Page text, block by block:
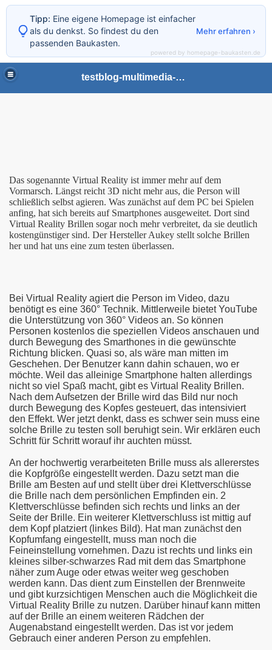
testblog-multimedia-gaming
Das sogenannte Virtual Reality ist immer mehr auf dem
Vormarsch. Längst reicht 3D nicht mehr aus, die Person will
schließlich selbst agieren. Was zunächst auf dem PC bei Spielen
anfing, hat sich bereits auf Smartphones ausgeweitet. Dort sind
Virtual Reality Brillen sogar noch mehr verbreitet, da sie deutlich
kostengünstiger sind. Der Hersteller Aukey stellt solche Brillen
her und hat uns eine zum testen überlassen.
Bei Virtual Reality agiert die Person im Video, dazu
benötigt es eine 360° Technik. Mittlerweile bietet YouTube
die Unterstützung von 360° Videos an. So können
Personen kostenlos die speziellen Videos anschauen und
durch Bewegung des Smarthones in die gewünschte
Richtung blicken. Quasi so, als wäre man mitten im
Geschehen. Der Benutzer kann dahin schauen, wo er
möchte. Weil das alleinige Smartphone halten allerdings
nicht so viel Spaß macht, gibt es Virtual Reality Brillen.
Nach dem Aufsetzen der Brille wird das Bild nur noch
durch Bewegung des Kopfes gesteuert, das intensiviert
den Effekt. Wer jetzt denkt, dass es schwer sein muss eine
solche Brille zu testen soll beruhigt sein. Wir erklären euch
Schritt für Schritt worauf ihr auchten müsst.
An der hochwertig verarbeiteten Brille muss als allererstes
die Kopfgröße eingestellt werden. Dazu setzt man die
Brille am Besten auf und stellt über drei Klettverschlüsse
die Brille nach dem persönlichen Empfinden ein. 2
Klettverschlüsse befinden sich rechts und links an der
Seite der Brille. Ein weiterer Klettverschluss ist mittig auf
dem Kopf platziert (linkes Bild). Hat man zunächst den
Kopfumfang eingestellt, muss man noch die
Feineinstellung vornehmen. Dazu ist rechts und links ein
kleines silber-schwarzes Rad mit dem das Smartphone
näher zum Auge oder etwas weiter weg geschoben
werden kann. Das dient zum Einstellen der Brennweite
und gibt kurzsichtigen Menschen auch die Möglichkeit die
Virtual Reality Brille zu nutzen. Darüber hinauf kann mitten
auf der Brille an einem weiteren Rädchen der
Augenabstand eingestellt werden. Das ist vor jedem
Gebrauch einer anderen Person zu empfehlen.
Tipp: Eine eigene Homepage ist einfacher
als du denkst. So findest du den
passenden Baukasten.
Mehr erfahren ›
powered by homepage-baukasten.de